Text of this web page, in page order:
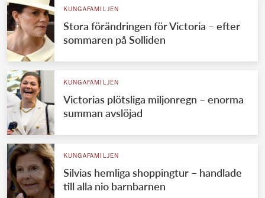
KUNGAFAMILJEN
Stora förändringen för Victoria – efter
sommaren på Solliden
KUNGAFAMILJEN
Victorias plötsliga miljonregn – enorma
summan avslöjad
KUNGAFAMILJEN
Silvias hemliga shoppingtur – handlade
till alla nio barnbarnen